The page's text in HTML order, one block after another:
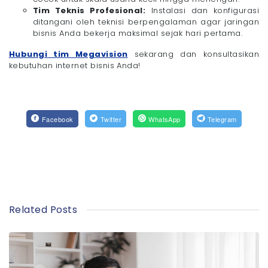
Tim Teknis Profesional: Instalasi dan konfigurasi
ditangani oleh teknisi berpengalaman agar jaringan
bisnis Anda bekerja maksimal sejak hari pertama.
Hubungi tim Megavision sekarang dan konsultasikan
kebutuhan internet bisnis Anda!
Facebook Twitter WhatsApp Telegram
Related Posts